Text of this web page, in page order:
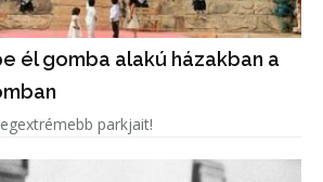
él gomba alakú házakban a
parkjait!